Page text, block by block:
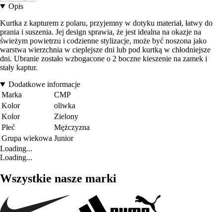
Opis
Kurtka z kapturem z polaru, przyjemny w dotyku materiał, łatwy do
prania i suszenia. Jej design sprawia, że jest idealna na okazje na
świeżym powietrzu i codzienne stylizacje, może być noszona jako
warstwa wierzchnia w cieplejsze dni lub pod kurtką w chłodniejsze
dni. Ubranie zostało wzbogacone o 2 boczne kieszenie na zamek i
stały kaptur.
Dodatkowe informacje
Marka
CMP
Kolor
oliwka
Kolor
Zielony
Płeć
Mężczyzna
Grupa wiekowa Junior
Loading...
Loading...
Wszystkie nasze marki